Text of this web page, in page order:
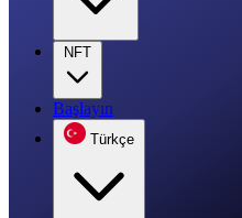
NFT
Başlayın
Türkçe